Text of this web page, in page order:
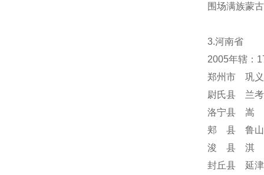
围场满族蒙
3.河南省
2005年辖：
郑州市 巩
尉氏县 兰
洛宁县 嵩
郏 县 鲁
浚 县 淇
封丘县 延